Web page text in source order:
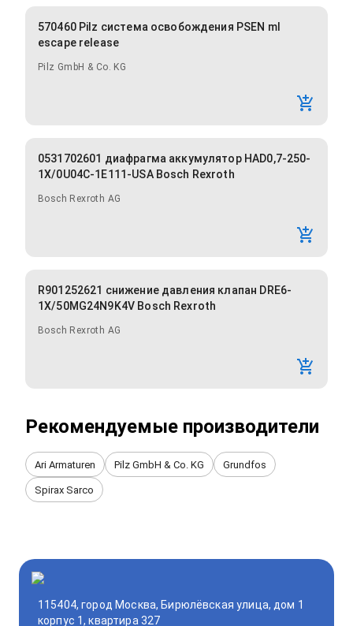
570460 Pilz система освобождения PSEN ml
escape release
Pilz GmbH & Co. KG
0531702601 диафрагма аккумулятор HAD0,7-250-
1X/0U04C-1E111-USA Bosch Rexroth
Bosch Rexroth AG
R901252621 снижение давления клапан DRE6-
1X/50MG24N9K4V Bosch Rexroth
Bosch Rexroth AG
Рекомендуемые производители
Ari Armaturen Pilz GmbH & Co. KG Grundfos
Spirax Sarco
115404, город Москва, Бирюлёвская улица, дом 1
корпус 1, квартира 327